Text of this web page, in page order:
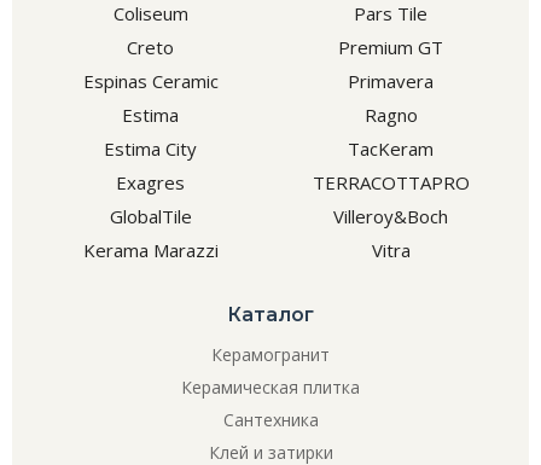
Coliseum
Creto
Espinas Ceramic
Estima
Estima City
Exagres
GlobalTile
Kerama Marazzi
Pars Tile
Premium GT
Primavera
Ragno
TacKeram
TERRACOTTAPRO
Villeroy&Boch
Vitra
Каталог
Керамогранит
Керамическая плитка
Сантехника
Клей и затирки